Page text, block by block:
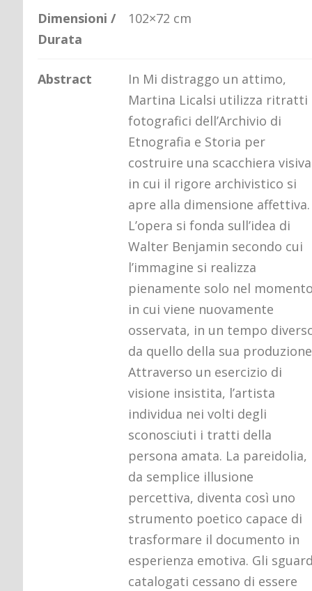
Dimensioni /
Durata
102×72 cm
Abstract
In Mi distraggo un attimo,
Martina Licalsi utilizza ritratti
fotografici dell’Archivio di
Etnografia e Storia per
costruire una scacchiera visiva
in cui il rigore archivistico si
apre alla dimensione affettiva.
L’opera si fonda sull’idea di
Walter Benjamin secondo cui
l’immagine si realizza
pienamente solo nel
in cui viene nuovamente
osservata, in un tempo
da quello della sua
Attraverso un esercizio di
visione insistita, l’artista
individua nei volti degli
sconosciuti i tratti della
persona amata. La pareidolia,
da semplice illusione
percettiva, diventa così uno
strumento poetico capace di
trasformare il documento in
esperienza emotiva. Gli
catalogati cessano di essere